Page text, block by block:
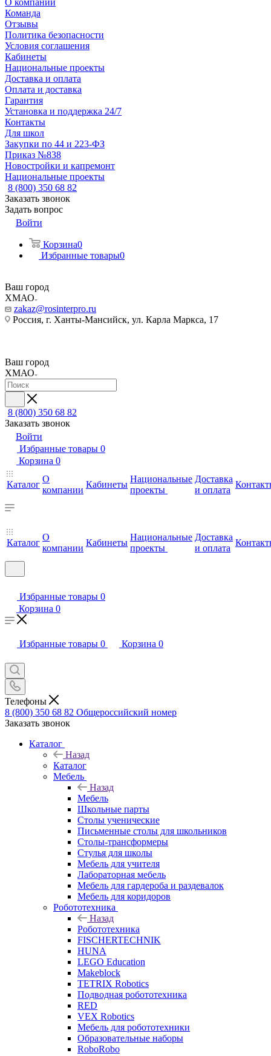
О компании
Команда
Отзывы
Политика безопасности
Условия соглашения
Кабинеты
Национальные проекты
Доставка и оплата
Оплата и доставка
Гарантия
Установка и поддержка 24/7
Контакты
Для школ
Закупки по 44 и 223-ФЗ
Приказ №838
Новостройки и капремонт
Национальные проекты
8 (800) 350 68 82
Заказать звонок
Задать вопрос
Войти
Корзина0
Избранные товары0
Ваш город
ХМАО
zakaz@rosinterpro.ru
Россия, г. Ханты-Мансийск, ул. Карла Маркса, 17
Ваш город
ХМАО
8 (800) 350 68 82
Заказать звонок
Войти
Избранные товары 0
Корзина 0
Каталог
О
компании
Кабинеты
Национальные
проекты
Доставка
и оплата
Каталог
О
компании
Кабинеты
Национальные
проекты
Доставка
и оплата
Избранные товары 0
Корзина 0
Избранные товары 0 Корзина 0
Телефоны
8 (800) 350 68 82 Общероссийский номер
Заказать звонок
Каталог
Назад
Каталог
Мебель
Назад
Мебель
Школьные парты
Столы ученические
Письменные столы для школьников
Столы-трансформеры
Стулья для школы
Мебель для учителя
Лабораторная мебель
Мебель для гардероба и раздевалок
Мебель для коридоров
Робототехника
Назад
Робототехника
FISCHERTECHNIK
HUNA
LEGO Education
Makeblock
TETRIX Robotics
Подводная робототехника
RED
VEX Robotics
Мебель для робототехники
Образовательные наборы
RoboRobo